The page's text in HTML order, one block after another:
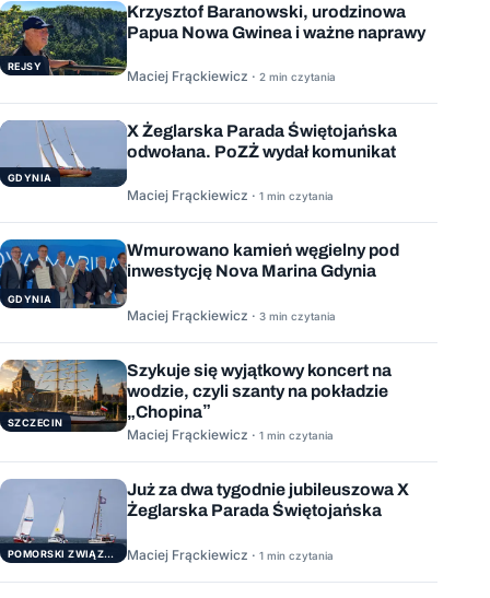
REJSY
Krzysztof Baranowski, urodzinowa
Papua Nowa Gwinea i ważne naprawy
Maciej Frąckiewicz · 2 min czytania
GDYNIA
X Żeglarska Parada Świętojańska
odwołana. PoZŻ wydał komunikat
Maciej Frąckiewicz · 1 min czytania
GDYNIA
Wmurowano kamień węgielny pod
inwestycję Nova Marina Gdynia
Maciej Frąckiewicz · 3 min czytania
SZCZECIN
Szykuje się wyjątkowy koncert na
wodzie, czyli szanty na pokładzie
„Chopina”
Maciej Frąckiewicz · 1 min czytania
POMORSKI ZWIĄZEK ŻEGLARSKI
Już za dwa tygodnie jubileuszowa X
Żeglarska Parada Świętojańska
Maciej Frąckiewicz · 1 min czytania